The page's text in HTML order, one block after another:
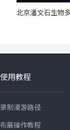
使用教程
录制漫游路径
布展操作教程